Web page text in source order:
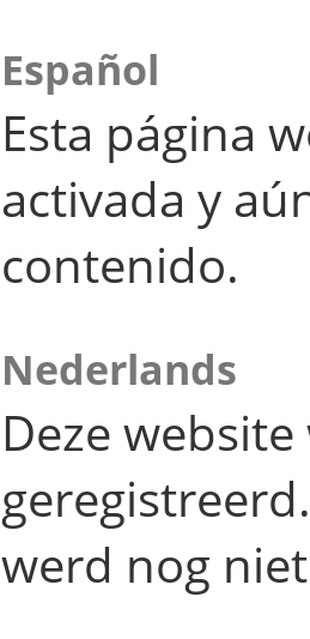
Español
Esta página
activada y
contenido.
Nederlands
Deze
werd nog